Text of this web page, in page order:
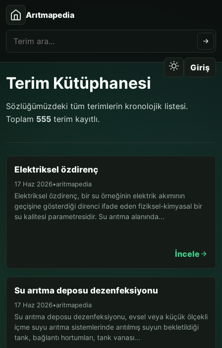
Arıtmapedia
Giriş
Terim Kütüphanesi
Sözlüğümüzdeki tüm terimlerin kronolojik listesi.
Toplam 555 terim kayıtlı.
Elektriksel özdirenç
17 Haz 2026•aritmapedia
Elektriksel özdirenç, bir su örneğinin elektrik akımının
geçişine gösterdiği direnci ifade eden fiziksel-kimyasal bir
su kalitesi parametresidir. Su arıtma alanında...
İncele
Su arıtma deposu dezenfeksiyonu
17 Haz 2026•aritmapedia
Su arıtma deposu dezenfeksiyonu, evsel veya küçük ölçekli
içme suyu arıtma sistemlerinde arıtılmış suyun bekletildiği
tank, bağlantı hortumları, tank vanası...